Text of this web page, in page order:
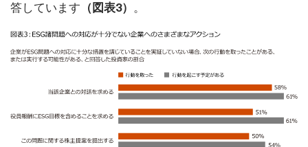
答しています （図表3） 。